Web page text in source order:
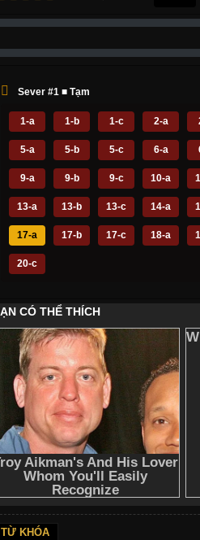
Sever #1 ■ Tạm
1-a 1-b 1-c 2-a
5-a 5-b 5-c 6-a
9-a 9-b 9-c 10-a
13-a 13-b 13-c 14-a
17-a 17-b 17-c 18-a
20-c
TỪ KHÓA